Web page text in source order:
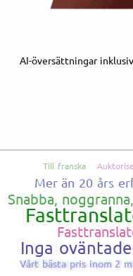
AI-översättningar
Till franska
Mer än 20 års
Snabba,
Inga
Vårt bästa pris inom 2